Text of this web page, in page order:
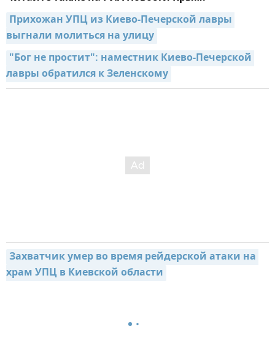
Прихожан УПЦ из Киево-Печерской лавры
выгнали молиться на улицу
"Бог не простит": наместник Киево-Печерской
лавры обратился к Зеленскому
Захватчик умер во время рейдерской атаки на
храм УПЦ в Киевской области